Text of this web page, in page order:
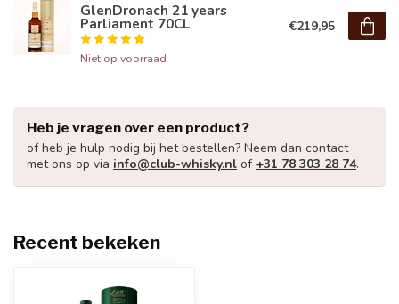
GlenDronach 21 years
Parliament 70CL
Niet op voorraad
€219,95
Heb je vragen over een product?
of heb je hulp nodig bij het bestellen? Neem dan contact
met ons op via info@club-whisky.nl of +31 78 303 28 74.
Recent bekeken